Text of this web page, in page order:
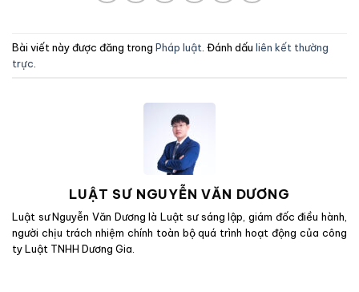
Bài viết này được đăng trong Pháp luật . Đánh dấu liên kết thường
trực
LUẬT SƯ NGUYỄN VĂN DƯƠNG
Luật sư Nguyễn Văn Dương là Luật sư sáng lập, giám đốc điều hành,
người chịu trách nhiệm chính toàn bộ quá trình hoạt động của công
ty Luật TNHH Dương Gia.